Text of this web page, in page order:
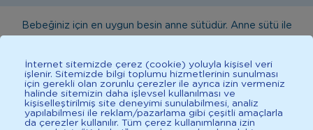
Bebeğiniz için en uygun besin anne sütüdür. Anne sütü ile
danışınız. Bu sitede yayınlanan bilgiler hekim tavsiyesi
yerine geçmez. En doğru bilgi için doktorunuza danışınız.
Sağlıklı yaşam için dengeli, çeşitli beslenilmelidir. *D vitamini
çocuklarda bağışıklık sisteminin normal işlevine katkıda
İnternet sitemizde çerez (cookie) yoluyla kişisel veri
işlenir. Sitemizde bilgi toplumu hizmetlerinin sunulması
için gerekli olan zorunlu çerezler ile ayrıca izin vermeniz
halinde sitemizin daha işlevsel kullanılması ve
kişiselleştirilmiş site deneyimi sunulabilmesi, analiz
yapılabilmesi ile reklam/pazarlama gibi çeşitli amaçlarla
da çerezler kullanılır. Tüm çerez kullanımlarına izin